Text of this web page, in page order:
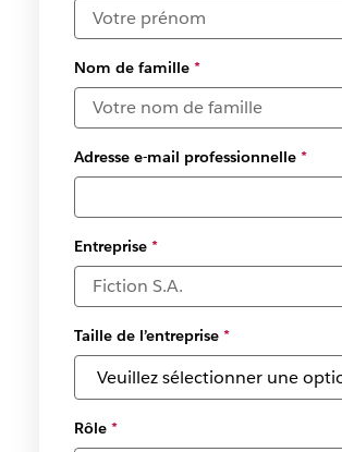
Nom de famille*
Adresse e-mail professionnelle*
Entreprise*
Taille de l’entreprise*
Rôle*